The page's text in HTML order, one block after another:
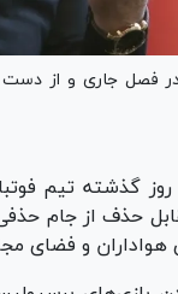
جاری و از دست
گذشته تیم
حذف از جام
هواداران و فضای